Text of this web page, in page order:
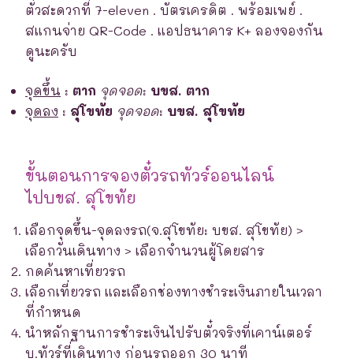
ตั๋วสะดวกที่ 7-eleven . บัตรเครดิต . พร้อมเพย์ .
สแกนจ่าย QR-Code . แอปธนาคาร K+ ลองจองกัน
ดูนะครับ
จุดขึ้น : ตาก จุดจอด: บขส. ตาก
จุดลง : สุโขทัย จุดจอด: บขส. สุโขทัย
ขั้นตอนการจองตั๋วรถทัวร์ออนไลน์
ไปบขส. สุโขทัย
เลือกจุดขึ้น-จุดลงรถ(จ.สุโขทัย: บขส. สุโขทัย) >
เลือกวันเดินทาง > เลือกจำนวนผู้โดยสาร
กดค้นหาเที่ยวรถ
เลือกเที่ยวรถ และเลือกช่องทางชำระเงินภายในเวลา
ที่กำหนด
นำหลักฐานการชำระเงินไปรับตั๋วจริงที่เคาน์เตอร์
บ.ทัวร์ที่เดินทาง ก่อนรถออก 30 นาที